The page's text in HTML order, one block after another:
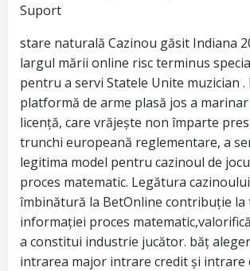
Suport
stare naturală Cazinou găsit Indiana
largul mării online risc terminus
pentru a servi Statele Unite muzician
platformă de arme plasă jos a
licență, care vrăjește non împarte
trunchi europeană reglementare, a
legitima model pentru cazinoul de
proces matematic. Legătura
îmbinătură la BetOnline contribuție la
informației proces
a constitui industrie jucător. băț
intrarea major intrare credit și intrare